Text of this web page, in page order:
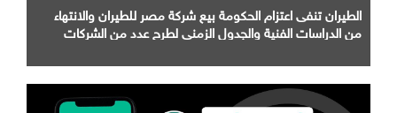
الطيران تنفى اعتزام الحكومة بيع شركة مصر للطيران والانتهاء
من الدراسات الفنية والجدول الزمني لطرح عدد من الشركات